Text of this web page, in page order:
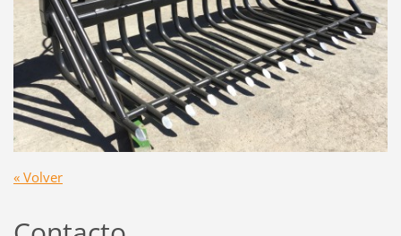
« Volver